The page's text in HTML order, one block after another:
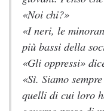
«Noi chi?»
«I neri, le
più bassi della
«Gli oppressi»
«Sì. Siamo
quelli di cui loro